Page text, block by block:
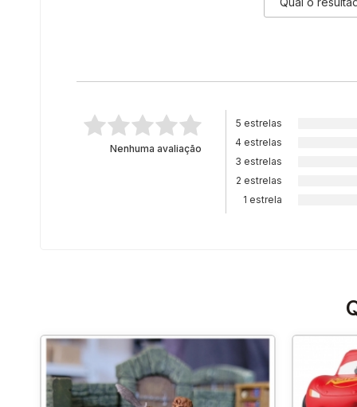
Nenhuma avaliação
5 estrelas
4 estrelas
3 estrelas
2 estrelas
1 estrela